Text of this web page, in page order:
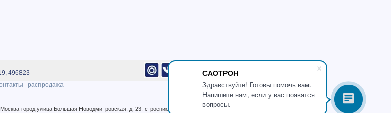
САОТРОН
Здравствуйте! Готовы помочь вам.
Напишите нам, если у вас появятся
вопросы.
496823
распродажа
Москва город улица Большая Новодмитровская, д. 23, строение 6